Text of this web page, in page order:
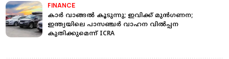
FINANCE
കാര്‍ വാങ്ങല്‍ കൂടുന്നു; ഇവിക്ക് മുന്‍ഗണന;
ഇന്ത്യയിലെ പാസഞ്ചര്‍ വാഹന വില്‍പ്പന
കുതിക്കുമെന്ന് ICRA